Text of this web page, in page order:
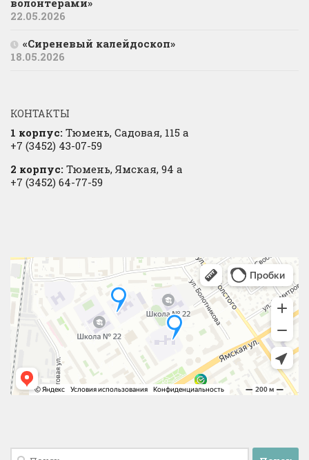
волонтерами»
22.05.2026
«Сиреневый калейдоскоп»
18.05.2026
КОНТАКТЫ
1 корпус: Тюмень, Садовая, 115 а
+7 (3452) 43-07-59
2 корпус: Тюмень, Ямская, 94 а
+7 (3452) 64-77-59
Найти: